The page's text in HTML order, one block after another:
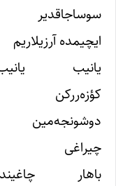
سوساجاقدیر
ایچیمده آرزیلاریم
یانیب
کؤزه‌ررکن
دوشونجه‌مین
چیراغی
باهار